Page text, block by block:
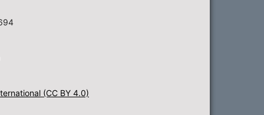
(CC BY 4.0)